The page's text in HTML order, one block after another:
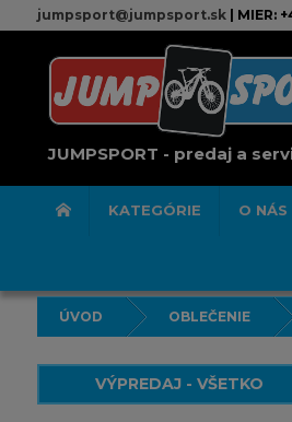
jumpsport@jumpsport.sk| MIER:
JUMPSPORT - predaj a
KATEGÓRIE O NÁS
ÚVOD OBLEČENIE
VÝPREDAJ - VŠETKO